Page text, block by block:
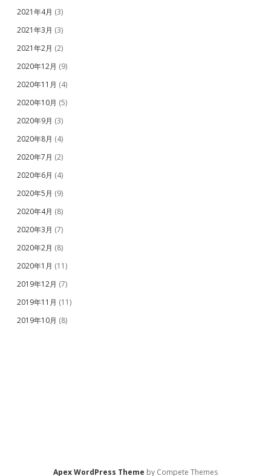
2021年4月 (3)
2021年3月 (3)
2021年2月 (2)
2020年12月 (9)
2020年11月 (4)
2020年10月 (5)
2020年9月 (3)
2020年8月 (4)
2020年7月 (2)
2020年6月 (4)
2020年5月 (9)
2020年4月 (8)
2020年3月 (7)
2020年2月 (8)
2020年1月 (11)
2019年12月 (7)
2019年11月 (11)
2019年10月 (8)
Apex WordPress Theme by Compete Themes